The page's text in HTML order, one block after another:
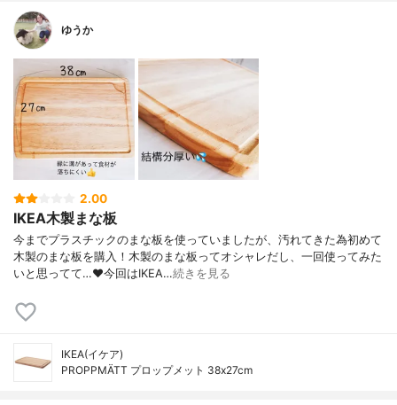
ゆうか
2.00
IKEA木製まな板
今までプラスチックのまな板を使っていましたが、汚れてきた為初めて
木製のまな板を購入！木製のまな板ってオシャレだし、一回使ってみた
いと思ってて…❤️今回はIKEA…続きを見る
IKEA(イケア)
PROPPMÄTT プロップメット 38x27cm